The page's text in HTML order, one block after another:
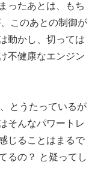
ったあとは、もち
このあとの制御が
動かし、切っては
不健康なエンジン
とうたっているが
そんなパワートレ
じることはまるで
るの？ と疑ってし